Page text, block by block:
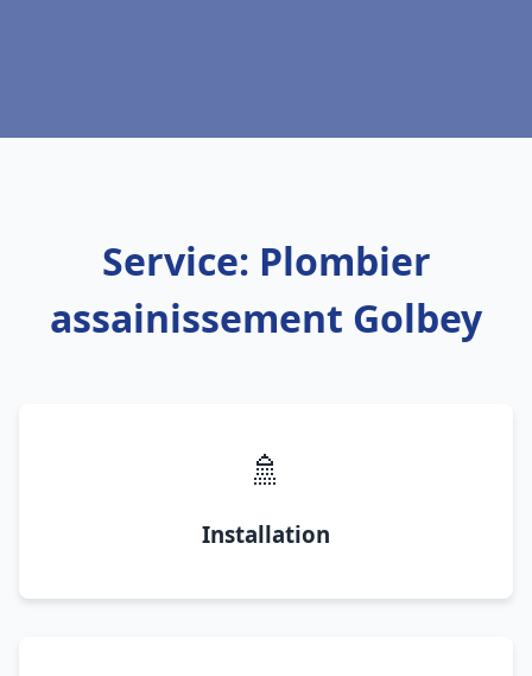
Service: Plombier
assainissement Golbey
🚿
Installation